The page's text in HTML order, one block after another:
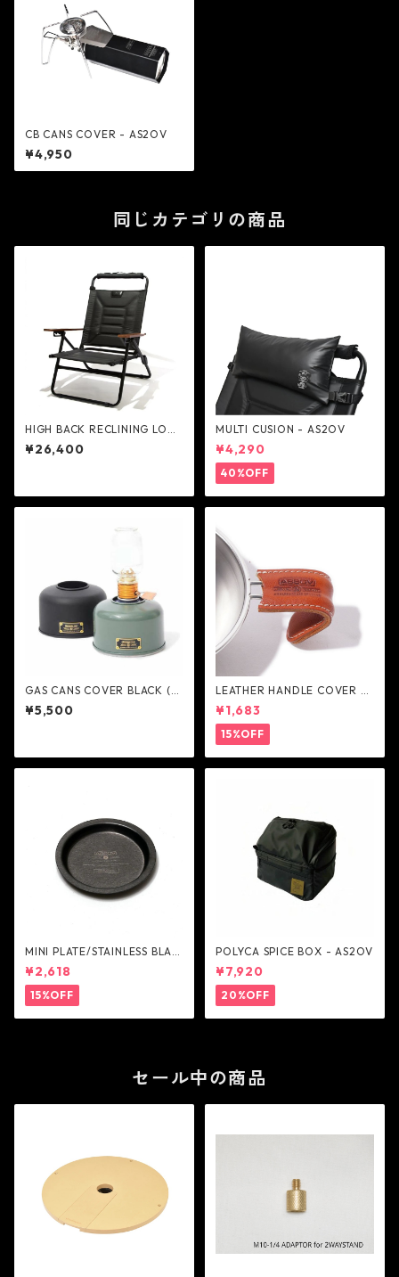
CB CANS COVER - AS2OV
¥4,950
同じカテゴリの商品
HIGH BACK RECLINING LOW
ROVER CHAIR - AS2OV
¥26,400
MULTI CUSION - AS2OV
¥4,290
40%OFF
GAS CANS COVER BLACK (fo
r250g/PLATE) - AS2OV
¥5,500
LEATHER HANDLE COVER -
AS2OV
¥1,683
15%OFF
MINI PLATE/STAINLESS BLAC
K - AS2OV
¥2,618
15%OFF
POLYCA SPICE BOX - AS2OV
¥7,920
20%OFF
セール中の商品